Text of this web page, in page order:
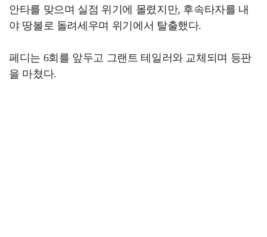
안타를 맞으며 실점 위기에 몰렸지만, 후속타자를 내
야 땅볼로 돌려세우며 위기에서 탈출했다.
페디는 6회를 앞두고 그랜트 테일러와 교체되며 등판
을 마쳤다.